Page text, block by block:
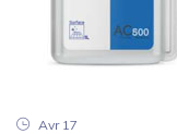
Avr 17